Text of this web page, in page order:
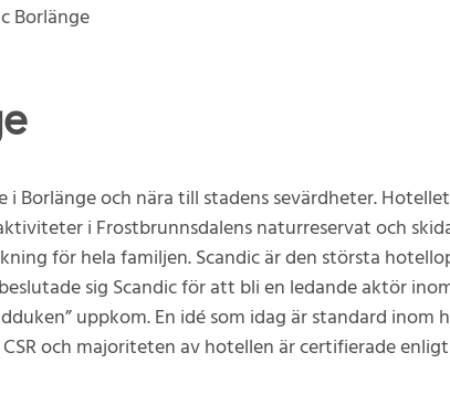
Borlänge
i Borlänge och nära till stadens sevärdheter.
i Frostbrunnsdalens naturreservat och
för hela familjen. Scandic är den största
sig Scandic för att bli en ledande aktör
uppkom. En idé som idag är standard inom
och majoriteten av hotellen är certifierade